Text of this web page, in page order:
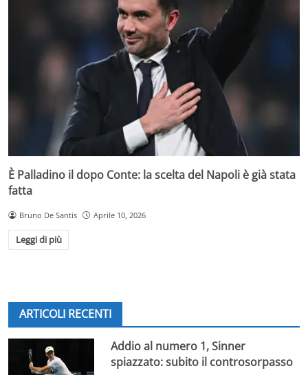
È Palladino il dopo Conte: la scelta del Napoli è già stata
fatta
Bruno De Santis Aprile 10, 2026
Leggi di più
ARTICOLI RECENTI
Addio al numero 1, Sinner
spiazzato: subito il controsorpasso